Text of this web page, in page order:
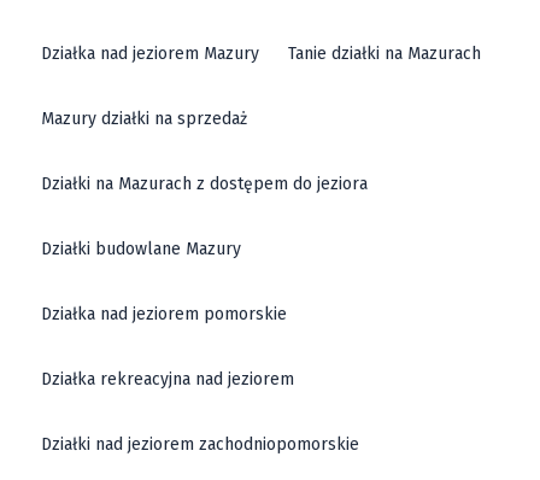
Działka nad jeziorem Mazury Tanie działki na Mazurach
Mazury działki na sprzedaż
Działki na Mazurach z dostępem do jeziora
Działki budowlane Mazury
Działka nad jeziorem pomorskie
Działka rekreacyjna nad jeziorem
Działki nad jeziorem zachodniopomorskie